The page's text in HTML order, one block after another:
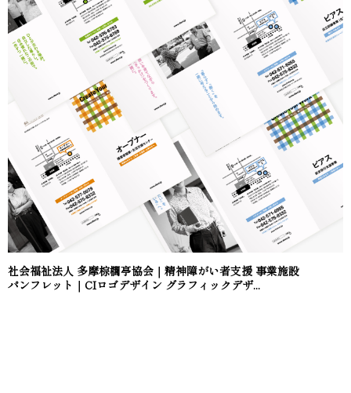
社会福祉法人 多摩棕櫚亭協会｜精神障がい者支援 事業施設
パンフレット｜CIロゴデザイン グラフィックデザ...